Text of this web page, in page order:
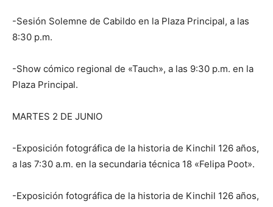
-Sesión Solemne de Cabildo en la Plaza Principal, a las
8:30 p.m.
-Show cómico regional de «Tauch», a las 9:30 p.m. en la
Plaza Principal.
MARTES 2 DE JUNIO
-Exposición fotográfica de la historia de Kinchil 126 años,
a las 7:30 a.m. en la secundaria técnica 18 «Felipa Poot».
-Exposición fotográfica de la historia de Kinchil 126 años,